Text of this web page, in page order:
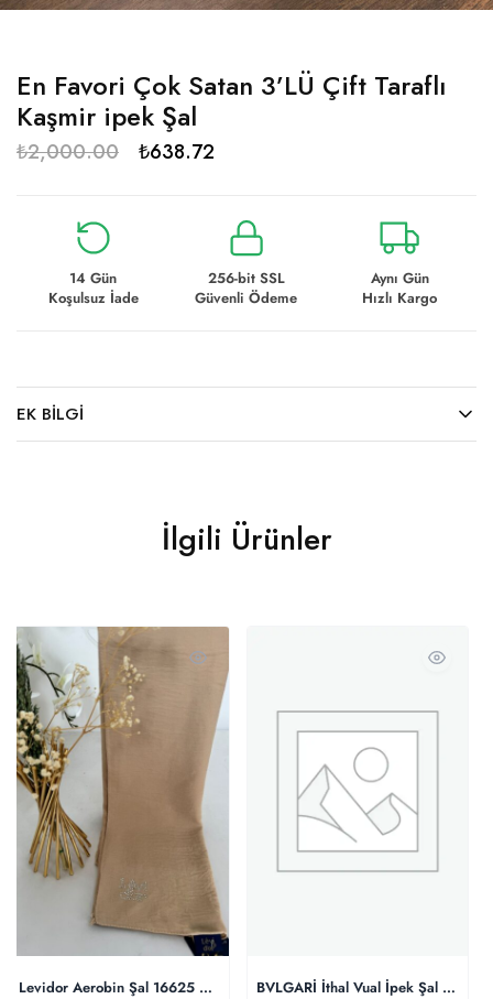
En Favori Çok Satan 3’LÜ Çift Taraflı
Kaşmir ipek Şal
₺2,000.00 ₺638.72
14 Gün
Koşulsuz İade
256-bit SSL
Güvenli Ödeme
Aynı Gün
Hızlı Kargo
EK BILGI
İlgili Ürünler
Levidor Aerobin Şal 16625 – CaramelBVLGARİ İthal Vual İpek Şal – Siyah